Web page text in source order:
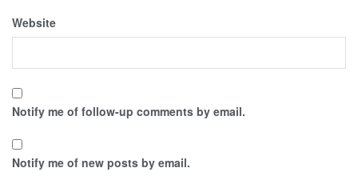
Website
Notify me of follow-up comments by email.
Notify me of new posts by email.